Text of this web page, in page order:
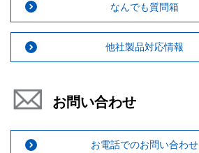
なんでも質問箱
他社製品対応情報
お問い合わせ
お電話でのお問い合わせ